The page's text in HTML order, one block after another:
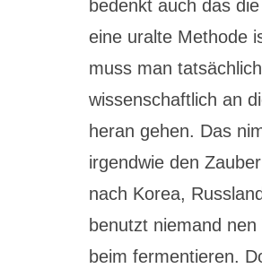
bedenkt auch das
eine uralte Methode
muss man
wissenschaftlich an
heran gehen. Das
irgendwie den
nach Korea,
benutzt niemand
beim fermentieren.